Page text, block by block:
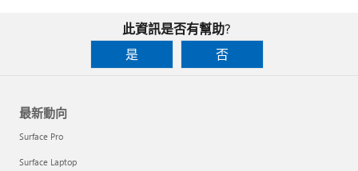
此資訊是否有幫助?
是
否
最新動向
Surface Pro
Surface Laptop